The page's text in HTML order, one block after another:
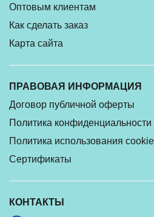
Оптовым клиентам
Как сделать заказ
Карта сайта
ПРАВОВАЯ ИНФОРМАЦИЯ
Договор публичной оферты
Политика конфиденциальности
Политика использования
Сертификаты
КОНТАКТЫ